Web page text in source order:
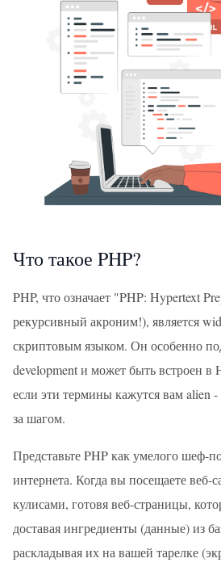
Что такое PHP?
PHP, что означает "PHP: Hypertext
рекурсивный акроним!), является
скриптовым языком. Он особенно
development и может быть встроен
если эти термины кажутся вам alien
за шагом.
Представьте PHP как умелого шеф-
интернета. Когда вы посещаете веб-
кулисами, готовя веб-страницы,
доставая ингредиенты (данные) из
раскладывая их на вашей тарелке